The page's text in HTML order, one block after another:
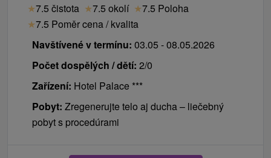
★7.5 čistota ★7.5 okolí ★7.5 Poloha
★7.5 Poměr cena / kvalita
Navštívené v termínu: 03.05 - 08.05.2026
Počet dospělých / dětí: 2/0
Zařízení: Hotel Palace ***
Pobyt: Zregenerujte telo aj ducha – liečebný
pobyt s procedúrami